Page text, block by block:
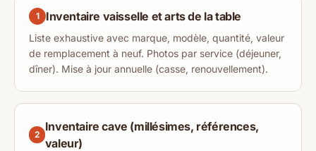
1 Inventaire vaisselle et arts de la table
Liste exhaustive avec marque, modèle, quantité, valeur
de remplacement à neuf. Photos par service (déjeuner,
dîner). Mise à jour annuelle (casse, renouvellement).
2
Inventaire cave (millésimes, références,
valeur)